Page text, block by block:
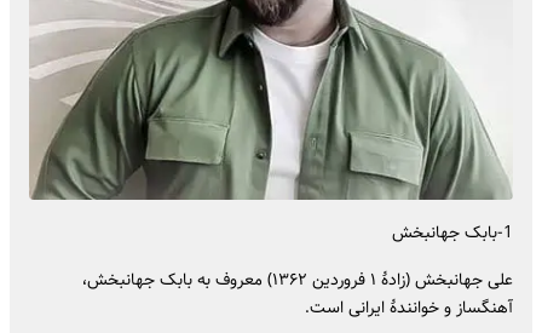
1-بابک جهانبخش
علی جهانبخش (زادهٔ ۱ فروردین ۱۳۶۲) معروف به بابک جهانبخش،
آهنگساز و خوانندهٔ ایرانی است.